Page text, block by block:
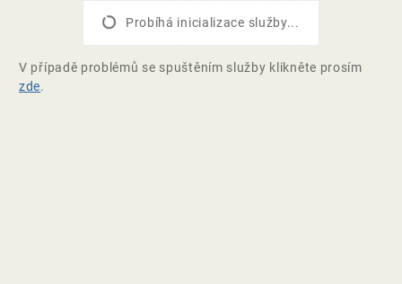
Probíhá inicializace služby...
V případě problémů se spuštěním služby klikněte prosím
zde.